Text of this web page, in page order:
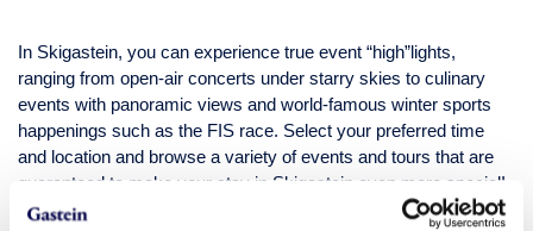
In Skigastein, you can experience true event “high”lights,
ranging from open-air concerts under starry skies to culinary
events with panoramic views and world-famous winter sports
happenings such as the FIS race. Select your preferred time
and location and browse a variety of events and tours that are
guaranteed to make your stay in Skigastein even more special!